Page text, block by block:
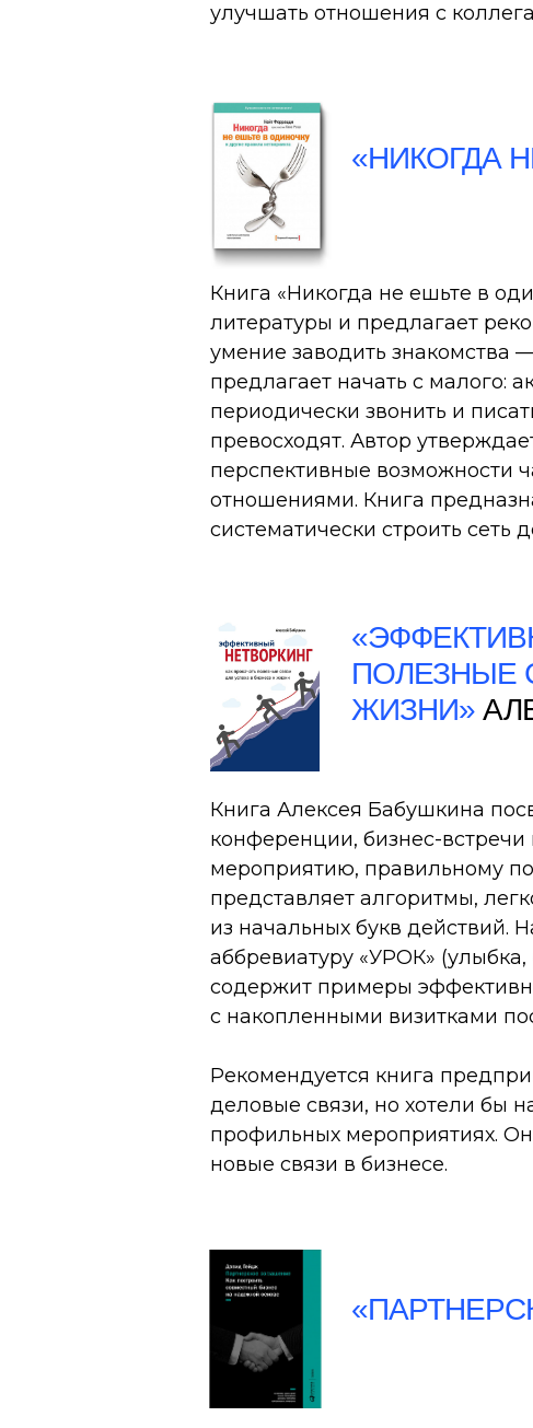
улучшать отношения с
«НИКОГДА
Книга «Никогда не ешьте в
литературы и предлагает
умение заводить знакомства
предлагает начать с малого:
периодически звонить и
превосходят. Автор
перспективные возможности
отношениями. Книга
систематически строить сеть
ПОЛЕЗНЫЕ
ЖИЗНИ»
Книга Алексея Бабушкина
конференции, бизнес-
мероприятию, правильному
представляет алгоритмы,
из начальных букв действий.
аббревиатуру «УРОК»
содержит примеры
с накопленными визитками
Рекомендуется книга
деловые связи, но хотели бы
профильных мероприятиях.
новые связи в бизнесе.